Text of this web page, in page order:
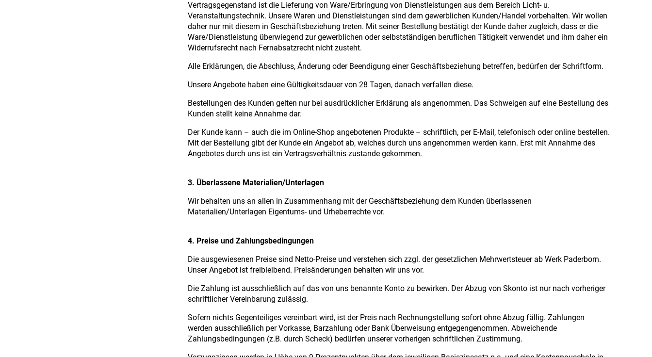
Vertragsgegenstand ist die Lieferung von Ware/Erbringung von Dienstleistungen aus dem Bereich Licht- u.
Veranstaltungstechnik. Unsere Waren und Dienstleistungen sind dem gewerblichen Kunden/Handel vorbehalten. Wir wollen
daher nur mit diesem in Geschäftsbeziehung treten. Mit seiner Bestellung bestätigt der Kunde daher zugleich, dass er die
Ware/Dienstleistung überwiegend zur gewerblichen oder selbstständigen beruflichen Tätigkeit verwendet und ihm daher ein
Widerrufsrecht nach Fernabsatzrecht nicht zusteht.
Alle Erklärungen, die Abschluss, Änderung oder Beendigung einer Geschäftsbeziehung betreffen, bedürfen der Schriftform.
Unsere Angebote haben eine Gültigkeitsdauer von 28 Tagen, danach verfallen diese.
Bestellungen des Kunden gelten nur bei ausdrücklicher Erklärung als angenommen. Das Schweigen auf eine Bestellung des
Kunden stellt keine Annahme dar.
Der Kunde kann – auch die im Online-Shop angebotenen Produkte – schriftlich, per E-Mail, telefonisch oder online bestellen.
Mit der Bestellung gibt der Kunde ein Angebot ab, welches durch uns angenommen werden kann. Erst mit Annahme des
Angebotes durch uns ist ein Vertragsverhältnis zustande gekommen.
3. Überlassene Materialien/Unterlagen
Wir behalten uns an allen in Zusammenhang mit der Geschäftsbeziehung dem Kunden überlassenen
Materialien/Unterlagen Eigentums- und Urheberrechte vor.
4. Preise und Zahlungsbedingungen
Die ausgewiesenen Preise sind Netto-Preise und verstehen sich zzgl. der gesetzlichen Mehrwertsteuer ab Werk Paderborn.
Unser Angebot ist freibleibend. Preisänderungen behalten wir uns vor.
Die Zahlung ist ausschließlich auf das von uns benannte Konto zu bewirken. Der Abzug von Skonto ist nur nach vorheriger
schriftlicher Vereinbarung zulässig.
Sofern nichts Gegenteiliges vereinbart wird, ist der Preis nach Rechnungstellung sofort ohne Abzug fällig. Zahlungen
werden ausschließlich per Vorkasse, Barzahlung oder Bank Überweisung entgegengenommen. Abweichende
Zahlungsbedingungen (z.B. durch Scheck) bedürfen unserer vorherigen schriftlichen Zustimmung.